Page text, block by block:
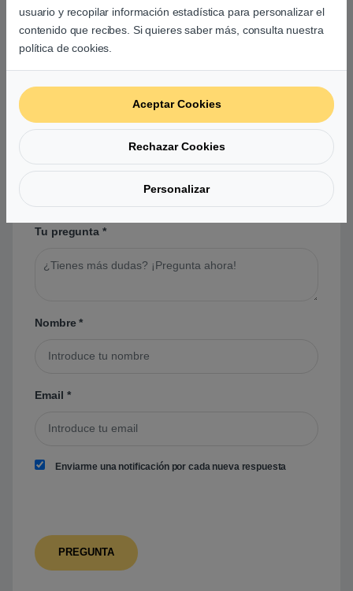
Preguntas y respuestas de los
usuarios sobre este producto
una pregunta acerca de este producto.
Tu pregunta *
Nombre*
Email *
Enviarme una notificación por cada nueva respuesta
usuario y recopilar información estadística para personalizar el
contenido que recibes. Si quieres saber más, consulta nuestra
política de cookies.
Aceptar Cookies
Rechazar Cookies
Personalizar